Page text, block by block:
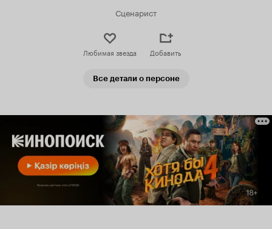
Сценарист
Любимая звезда Добавить
Все детали о персоне